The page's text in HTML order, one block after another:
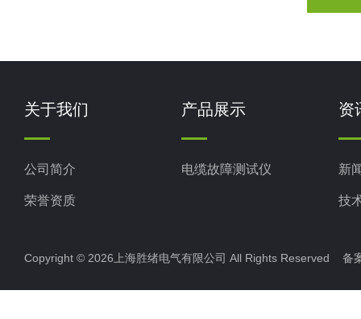
关于我们
公司简介
荣誉资质
产品展示
电缆故障测试仪
资
新
技
Copyright © 2026上海胜绪电气有限公司 All Rights Reserved 备